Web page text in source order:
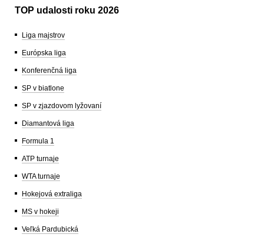
TOP udalosti roku 2026
Liga majstrov
Európska liga
Konferenčná liga
SP v biatlone
SP v zjazdovom lyžovaní
Diamantová liga
Formula 1
ATP turnaje
WTA turnaje
Hokejová extraliga
MS v hokeji
Veľká Pardubická